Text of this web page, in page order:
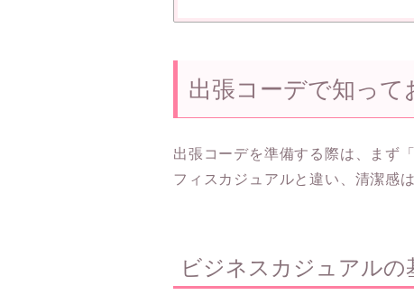
出張コーデで知っ
出張コーデを準備する際は、まず
フィスカジュアルと違い、清潔感
ビジネスカジュアルの